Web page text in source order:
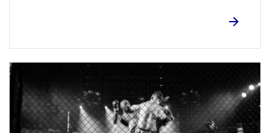
combat et le redoutable self-défense. Deux groupes
avec armes incluant des techniques à mains nues.
Le Pencak Silat : dans sa forme moderne, il s’appuie
sur un travail de self-défense avec des réponses
éclairs et une finalisation rapide des actions.